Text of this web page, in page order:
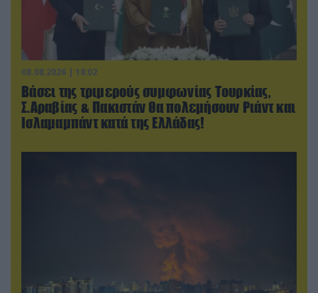
08.08.2026 | 18:02
Βάσει της τριμερούς συμφωνίας Τουρκίας,
Σ.Αραβίας & Πακιστάν θα πολεμήσουν Ριάντ και
Ισλαμαμπάντ κατά της Ελλάδας!